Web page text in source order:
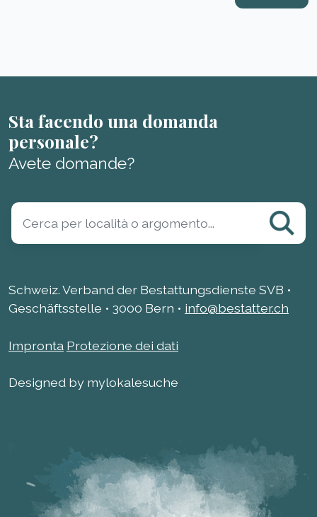
Sta facendo una domanda
personale?
Avete domande?
Schweiz. Verband der Bestattungsdienste SVB •
Geschäftsstelle • 3000 Bern • info@bestatter.ch
Impronta Protezione dei dati
Designed by mylokalesuche